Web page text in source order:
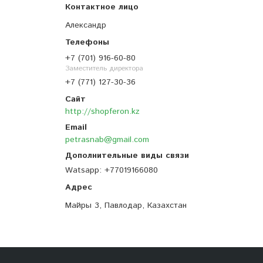
Александр
+7 (701) 916-60-80
Заместитель директора
+7 (771) 127-30-36
http://shopferon.kz
petrasnab@gmail.com
Watsapp +77019166080
Майры 3, Павлодар, Казахстан